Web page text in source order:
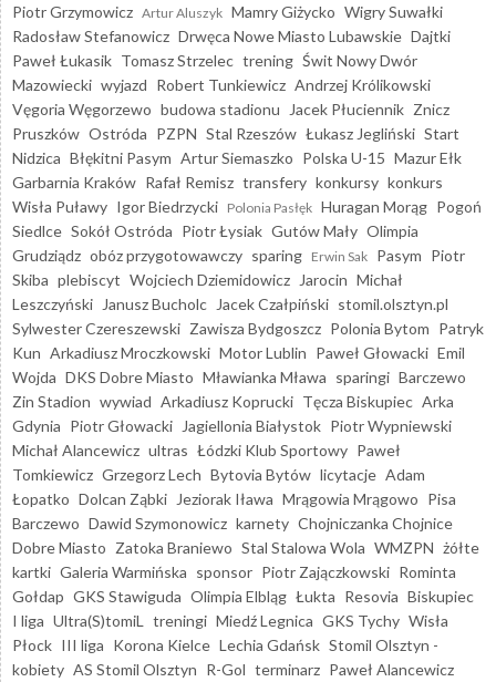
Piotr Grzymowicz Artur Aluszyk Mamry Giżycko Wigry Suwałki
Radosław Stefanowicz Drwęca Nowe Miasto Lubawskie Dajtki
Paweł Łukasik Tomasz Strzelec trening Świt Nowy Dwór
Mazowiecki wyjazd Robert Tunkiewicz Andrzej Królikowski
Vęgoria Węgorzewo budowa stadionu Jacek Płuciennik Znicz
Pruszków Ostróda PZPN Stal Rzeszów Łukasz Jegliński Start
Nidzica Błękitni Pasym Artur Siemaszko Polska U-15 Mazur Ełk
Garbarnia Kraków Rafał Remisz transfery konkursy konkurs
Wisła Puławy Igor Biedrzycki Polonia Pasłęk Huragan Morąg Pogoń
Siedlce Sokół Ostróda Piotr Łysiak Gutów Mały Olimpia
Grudziądz obóz przygotowawczy sparing Erwin Sak Pasym Piotr
Skiba plebiscyt Wojciech Dziemidowicz Jarocin Michał
Leszczyński
Janusz Bucholc Jacek Czałpiński stomil.olsztyn.pl
Sylwester Czereszewski Zawisza Bydgoszcz Polonia Bytom Patryk
Kun Arkadiusz Mroczkowski Motor Lublin Paweł Głowacki Emil
Wojda DKS Dobre Miasto Mławianka Mława sparingi Barczewo
Zin Stadion wywiad Arkadiusz Koprucki Tęcza Biskupiec Arka
Gdynia Piotr Głowacki Jagiellonia Białystok Piotr Wypniewski
Michał Alancewicz ultras Łódzki Klub Sportowy Paweł
Tomkiewicz Grzegorz Lech Bytovia Bytów licytacje Adam
Łopatko Dolcan Ząbki Jeziorak Iława Mrągowia Mrągowo Pisa
Barczewo Dawid Szymonowicz karnety Chojniczanka Chojnice
Dobre Miasto Zatoka Braniewo Stal Stalowa Wola WMZPN żółte
kartki Galeria Warmińska sponsor Piotr Zajączkowski Rominta
Gołdap GKS Stawiguda Olimpia Elbląg Łukta Resovia Biskupiec
I liga Ultra(S)tomiL treningi Miedź Legnica GKS Tychy Wisła
Płock III liga Korona Kielce Lechia Gdańsk Stomil Olsztyn -
kobiety AS Stomil Olsztyn R-Gol terminarz Paweł Alancewicz